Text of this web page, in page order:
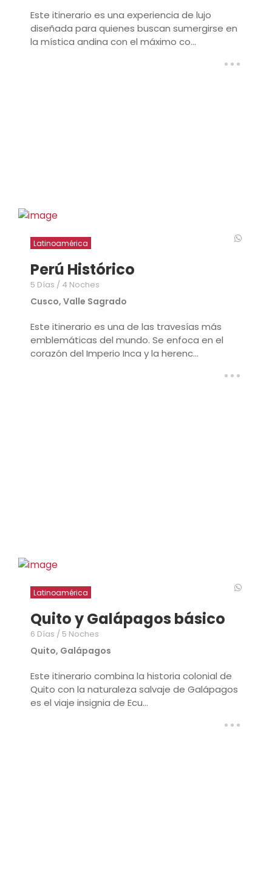
Este itinerario es una experiencia de lujo
diseñada para quienes buscan sumergirse en
la mística andina con el máximo co...
Latinoamérica
Perú Histórico
5 Días / 4 Noches
Cusco, Valle Sagrado
Este itinerario es una de las travesías más
emblemáticas del mundo. Se enfoca en el
corazón del Imperio Inca y la herenc...
Latinoamérica
Quito y Galápagos básico
6 Días / 5 Noches
Quito, Galápagos
Este itinerario combina la historia colonial de
Quito con la naturaleza salvaje de Galápagos
es el viaje insignia de Ecu...